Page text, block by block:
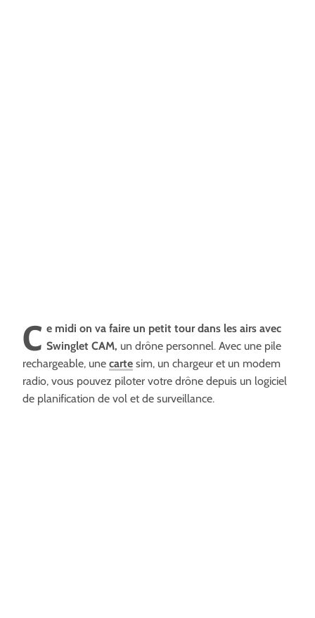
C e midi on va faire un petit tour dans les airs avec
Swinglet CAM, un drône personnel. Avec une pile
rechargeable, une carte sim, un chargeur et un modem
radio, vous pouvez piloter votre drône depuis un logiciel
de planification de vol et de surveillance.